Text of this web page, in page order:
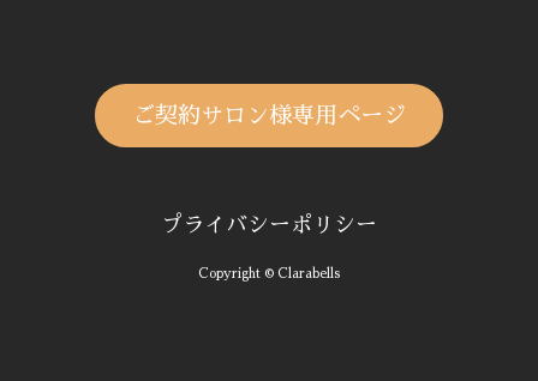
ご契約サロン様専用ページ
プライバシーポリシー
Copyright © Clarabells